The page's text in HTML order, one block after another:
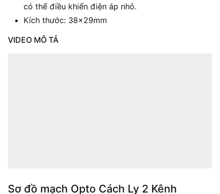
có thể điều khiển điện áp nhỏ.
Kích thước: 38x29mm
VIDEO MÔ TẢ
Sơ đồ mạch Opto Cách Ly 2 Kênh